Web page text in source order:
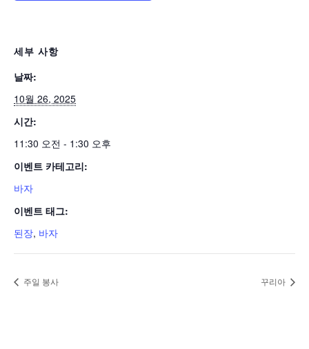
세부 사항
날짜:
10월 26, 2025
시간:
11:30 오전 - 1:30 오후
이벤트 카테고리:
바자
이벤트 태그:
된장, 바자
주일 봉사 꾸리아